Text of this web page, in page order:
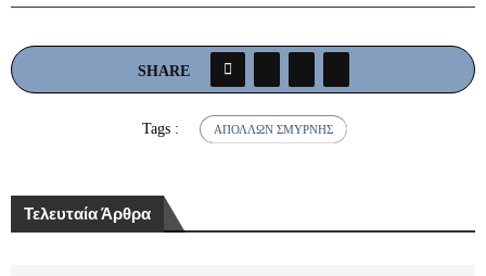
SHARE
Tags : ΑΠΌΛΛΩΝ ΣΜΎΡΝΗΣ
Τελευταία Άρθρα